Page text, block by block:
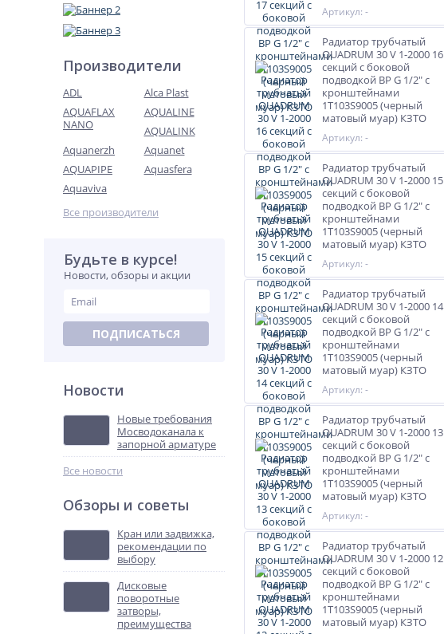
Производители
ADL
Alca Plast
AQUAFLAX
NANO
AQUALINE
AQUALINK
Aquanerzh
Aquanet
AQUAPIPE
Aquasfera
Aquaviva
Все производители
Будьте в курсе!
Новости, обзоры и акции
ПОДПИСАТЬСЯ
Новости
Новые требования
Мосводоканала к
запорной арматуре
Все новости
Обзоры и советы
Кран или задвижка,
рекомендации по
выбору
Дисковые
поворотные
затворы,
преимущества
Артикул: -
Радиатор трубчатый
QUADRUM 30 V 1-2000 16
секций с боковой
подводкой ВР G 1/2" с
кронштейнами
1T103S9005 (черный
матовый муар) КЗТО
Артикул: -
Радиатор трубчатый
QUADRUM 30 V 1-2000 15
секций с боковой
подводкой ВР G 1/2" с
кронштейнами
1T103S9005 (черный
матовый муар) КЗТО
Артикул: -
Радиатор трубчатый
QUADRUM 30 V 1-2000 14
секций с боковой
подводкой ВР G 1/2" с
кронштейнами
1T103S9005 (черный
матовый муар) КЗТО
Артикул: -
Радиатор трубчатый
QUADRUM 30 V 1-2000 13
секций с боковой
подводкой ВР G 1/2" с
кронштейнами
1T103S9005 (черный
матовый муар) КЗТО
Артикул: -
Радиатор трубчатый
QUADRUM 30 V 1-2000 12
секций с боковой
подводкой ВР G 1/2" с
кронштейнами
1T103S9005 (черный
матовый муар) КЗТО